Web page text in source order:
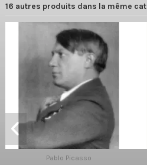
16 autres produits dans la même
Pablo Picasso